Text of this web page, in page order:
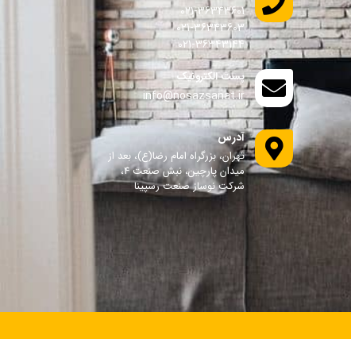
021-36343601
021-36343603
021-36343144
پست الکترونیک
info@nosazsanat.ir
آدرس
تهران، بزرگراه امام رضا(ع)، بعد از
میدان پارچین، نبش صنعت 4،
شرکت نوساز صنعت رسپینا